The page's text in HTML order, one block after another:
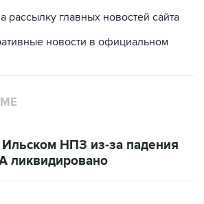
рассылку главных новостей сайта
новости в официальном
НПЗ из-за падения
ликвидировано